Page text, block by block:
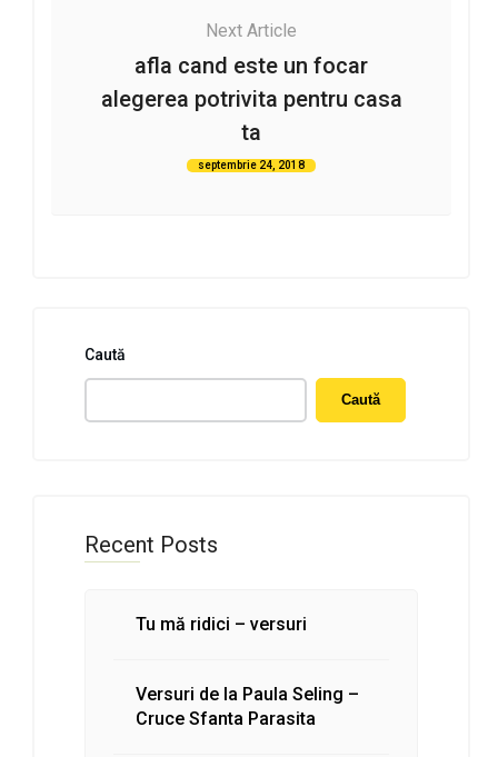
Next Article
afla cand este un focar
alegerea potrivita pentru casa
ta
septembrie 24, 2018
Caută
Caută
Recent Posts
Tu mă ridici – versuri
Versuri de la Paula Seling –
Cruce Sfanta Parasita